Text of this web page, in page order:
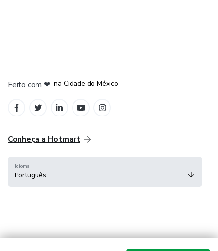
Feito com ❤ na Cidade do México
Conheça a Hotmart
Idioma
Português